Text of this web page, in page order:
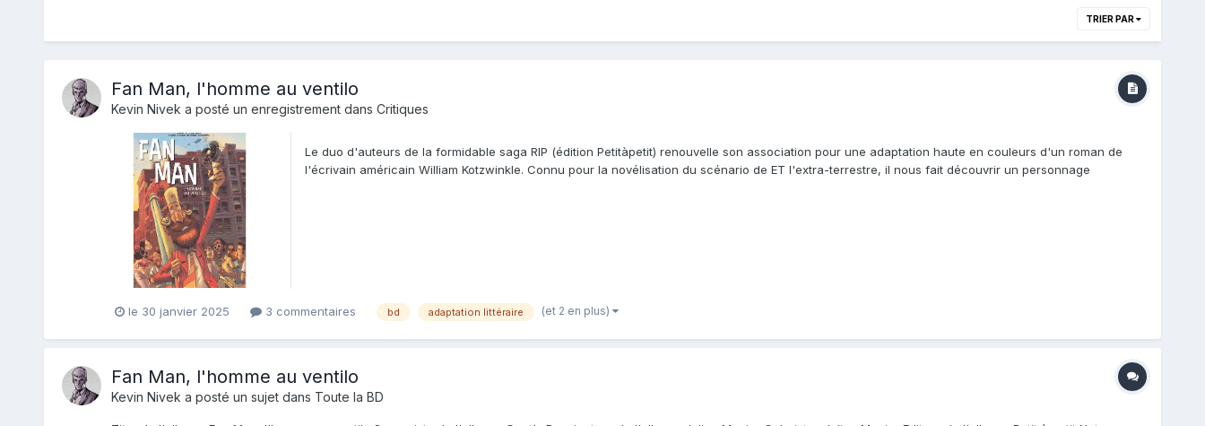
TRIER PAR
Fan Man, l'homme au ventilo
Kevin Nivek a posté un enregistrement dans Critiques
Le duo d'auteurs de la formidable saga RIP (édition Petitàpetit) renouvelle son association pour une adaptation haute en couleurs d'un roman de
l'écrivain américain William Kotzwinkle. Connu pour la novélisation du scénario de ET l'extra-terrestre, il nous fait découvrir un personnage
le 30 janvier 2025 3 commentaires bd adaptation littéraire (et 2 en plus)
Fan Man, l'homme au ventilo
Kevin Nivek a posté un sujet dans Toute la BD